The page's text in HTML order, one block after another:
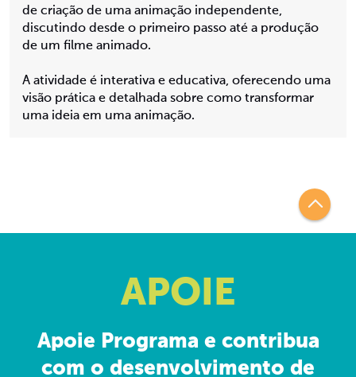
de criação de uma animação independente,
discutindo desde o primeiro passo até a produção
de um filme animado.
A atividade é interativa e educativa, oferecendo uma
visão prática e detalhada sobre como transformar
uma ideia em uma animação.
APOIE
Apoie Programa e contribua
com o desenvolvimento de